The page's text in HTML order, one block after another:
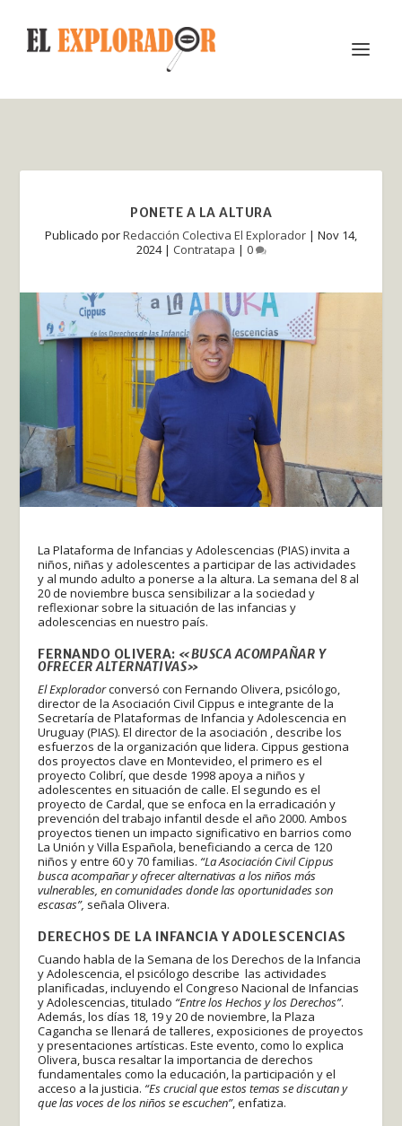
PONETE A LA ALTURA
Publicado porRedacción Colectiva El Explorador | Nov 14,
2024| Contratapa | 0
La Plataforma de Infancias y Adolescencias (PIAS) invita a
niños, niñas y adolescentes a participar de las actividades
y al mundo adulto a ponerse a la altura. La semana del 8 al
20 de noviembre busca sensibilizar a la sociedad y
reflexionar sobre la situación de las infancias y
adolescencias en nuestro país.
FERNANDO OLIVERA: «BUSCA ACOMPAÑAR Y
OFRECER ALTERNATIVAS»
El Exploradorconversó con Fernando Olivera, psicólogo,
director de la Asociación Civil Cippus e integrante de la
Secretaría de Plataformas de Infancia y Adolescencia en
Uruguay (PIAS). El director de la asociación , describe los
esfuerzos de la organización que lidera. Cippus gestiona
dos proyectos clave en Montevideo, el primero es el
proyecto Colibrí, que desde 1998 apoya a niños y
adolescentes en situación de calle. El segundo es el
proyecto de Cardal, que se enfoca en la erradicación y
prevención del trabajo infantil desde el año 2000. Ambos
proyectos tienen un impacto significativo en barrios como
La Unión y Villa Española, beneficiando a cerca de 120
niños y entre 60 y 70 familias. “La Asociación Civil Cippus
busca acompañar y ofrecer alternativas a los niños más
vulnerables, en comunidades donde las oportunidades son
escasas”, señala Olivera.
DERECHOS DE LA INFANCIA Y ADOLESCENCIAS
Cuando habla de la Semana de los Derechos de la Infancia
y Adolescencia, el psicólogo describe las actividades
planificadas, incluyendo el Congreso Nacional de Infancias
y Adolescencias, titulado “Entre los Hechos y los Derechos”.
Además, los días 18, 19 y 20 de noviembre, la Plaza
Cagancha se llenará de talleres, exposiciones de proyectos
y presentaciones artísticas. Este evento, como lo explica
Olivera, busca resaltar la importancia de derechos
fundamentales como la educación, la participación y el
acceso a la justicia. “Es crucial que estos temas se discutan y
que las voces de los niños se escuchen”, enfatiza.